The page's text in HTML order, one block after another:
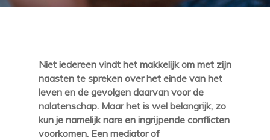
Niet iedereen vindt het makkelijk om met zijn
naasten te spreken over het einde van het
leven en de gevolgen daarvan voor de
nalatenschap. Maar het is wel belangrijk, zo
kun je namelijk nare en ingrijpende conflicten
voorkomen. Een mediator of